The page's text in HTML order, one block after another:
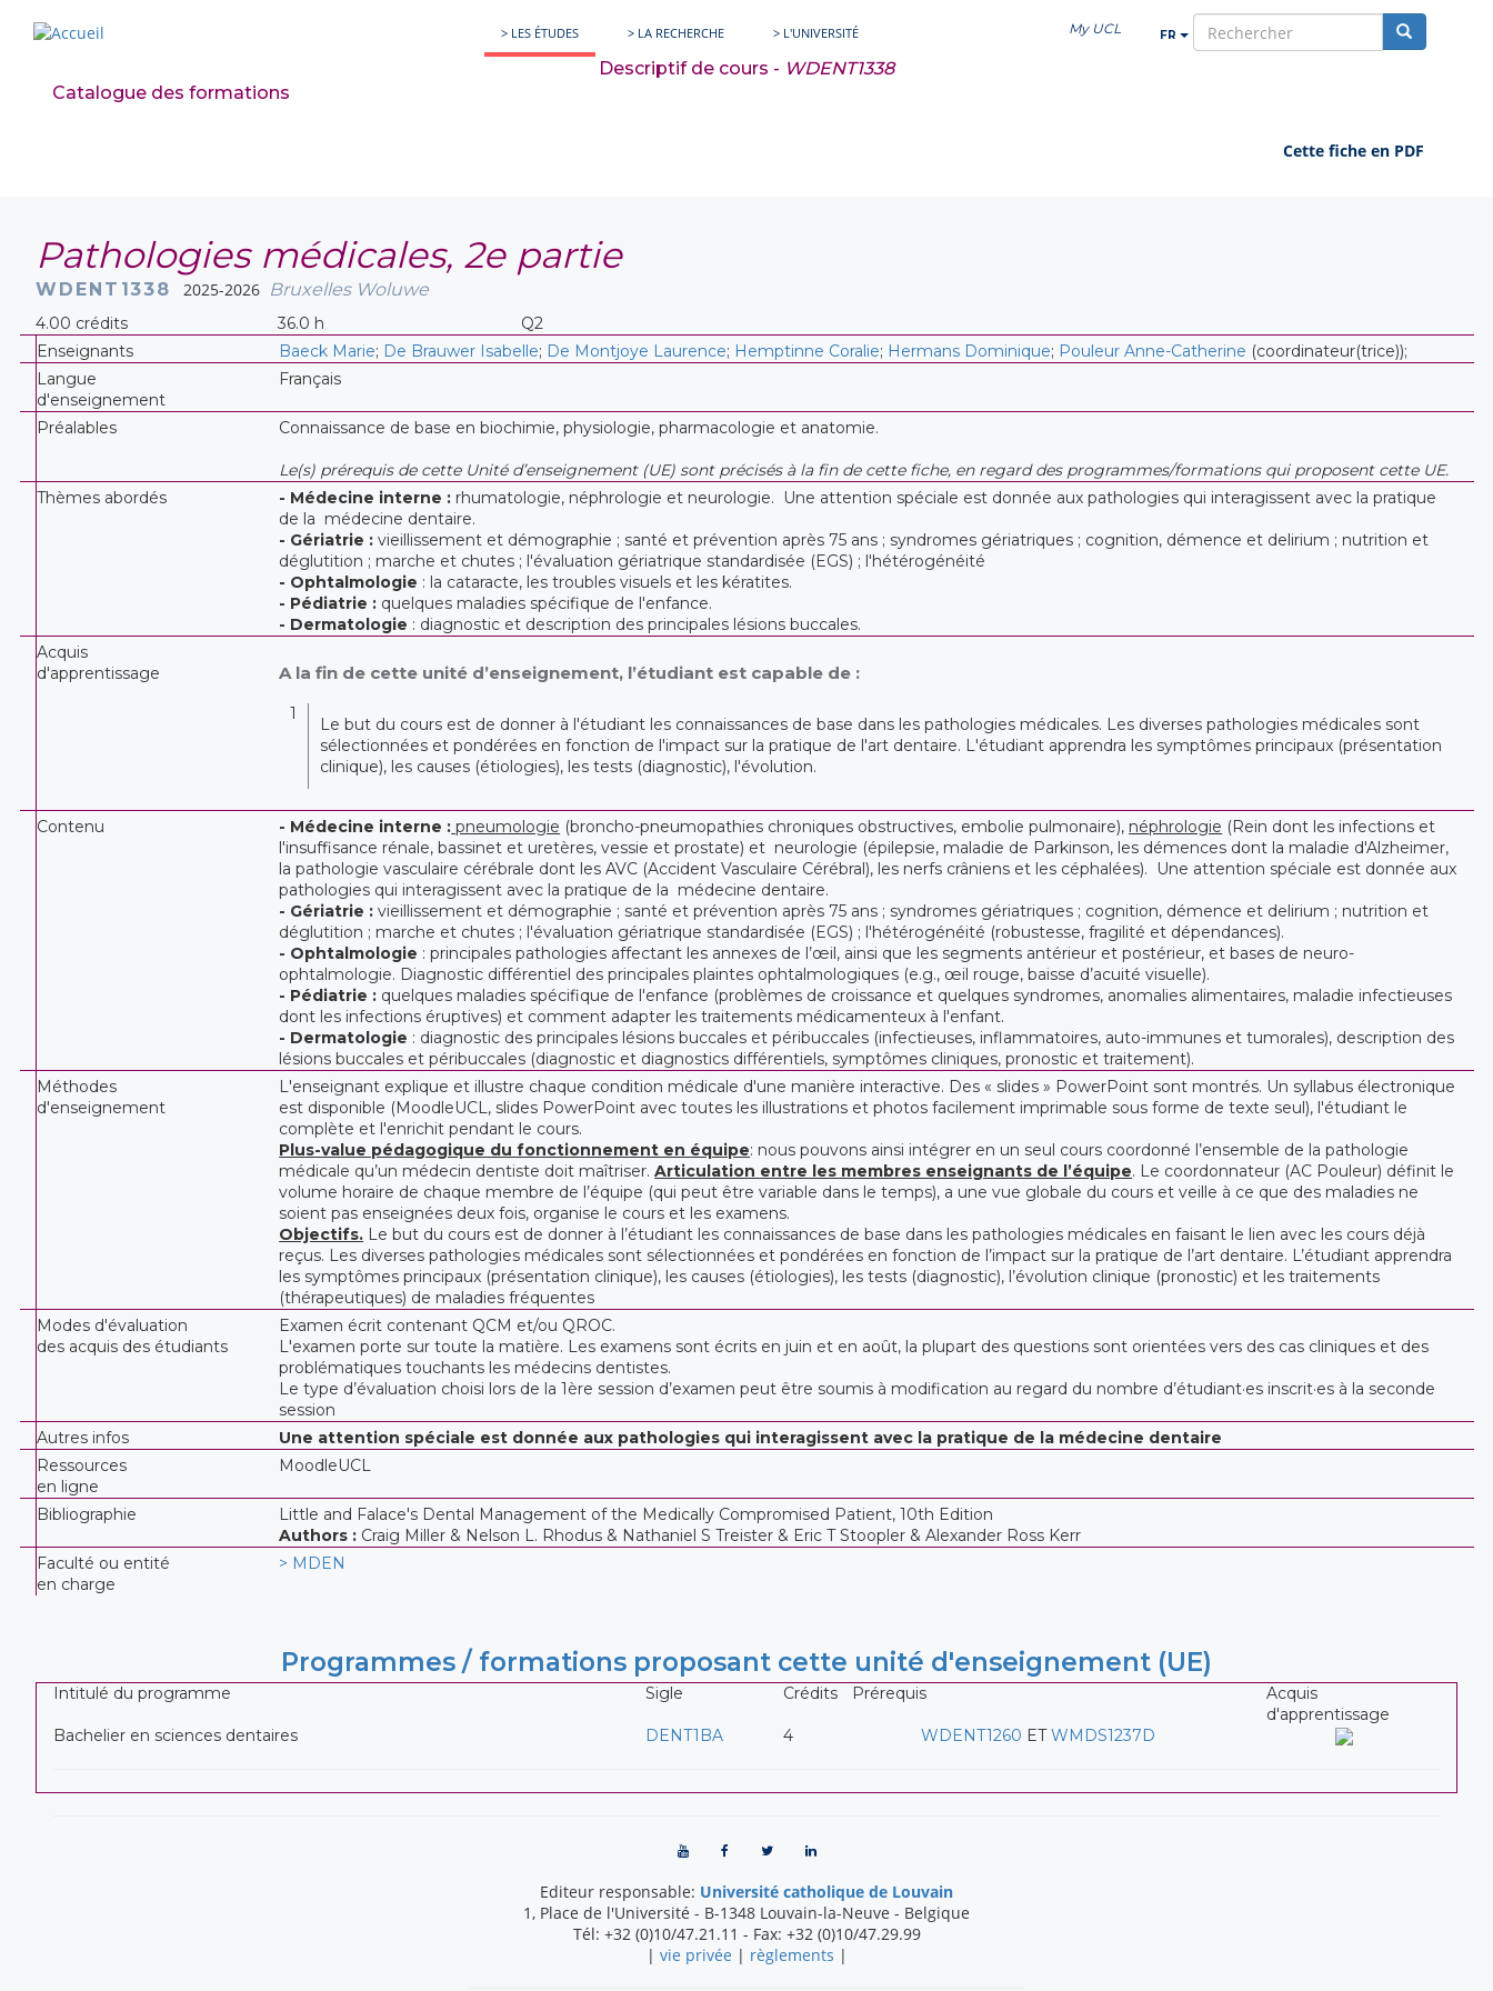
> LES ÉTUDES > LA RECHERCHE > L'UNIVERSITÉ My UCL FR
Descriptif de cours - WDENT1338
Catalogue des formations
Cette fiche en PDF
Pathologies médicales, 2e partie
WDENT1338 2025-2026 Bruxelles Woluwe
4.00 crédits 36.0 h
Q2
Enseignants
Baeck Marie; De Brauwer Isabelle; De Montjoye Laurence; Hemptinne Coralie; Hermans Dominique; Pouleur Anne-Catherine (coordinateur(trice));
Langue
d'enseignement
Français
Préalables Connaissance de base en biochimie, physiologie, pharmacologie et anatomie.
Le(s) prérequis de cette Unité d’enseignement (UE) sont précisés à la fin de cette fiche, en regard des programmes/formations qui proposent cette UE.
Thèmes abordés
- Médecine interne : rhumatologie, néphrologie et neurologie. Une attention spéciale est donnée aux pathologies qui interagissent avec la pratique
de la médecine dentaire.
- Gériatrie :vieillissement et démographie ; santé et prévention après 75 ans ; syndromes gériatriques ; cognition, démence et delirium ; nutrition et
déglutition ; marche et chutes ; l'évaluation gériatrique standardisée (EGS) ; l'hétérogénéité
- Ophtalmologie : la cataracte, les troubles visuels et les kératites.
- Pédiatrie : quelques maladies spécifique de l'enfance.
- Dermatologie : diagnostic et description des principales lésions buccales.
Acquis
d'apprentissage
A la fin de cette unité d’enseignement, l’étudiant est capable de :
1
Le but du cours est de donner à l'étudiant les connaissances de base dans les pathologies médicales. Les diverses pathologies médicales sont
sélectionnées et pondérées en fonction de l'impact sur la pratique de l'art dentaire. L'étudiant apprendra les symptômes principaux (présentation
clinique), les causes (étiologies), les tests (diagnostic), l'évolution.
Contenu - Médecine interne : pneumologie (broncho-pneumopathies chroniques obstructives, embolie pulmonaire), néphrologie (Rein dont les infections et
l'insuffisance rénale, bassinet et uretères, vessie et prostate) et neurologie (épilepsie, maladie de Parkinson, les démences dont la maladie d'Alzheimer,
la pathologie vasculaire cérébrale dont les AVC (Accident Vasculaire Cérébral), les nerfs crâniens et les céphalées). Une attention spéciale est donnée aux
pathologies qui interagissent avec la pratique de la médecine dentaire.
- Gériatrie :vieillissement et démographie ; santé et prévention après 75 ans ; syndromes gériatriques ; cognition, démence et delirium ; nutrition et
déglutition ; marche et chutes ; l'évaluation gériatrique standardisée (EGS) ; l'hétérogénéité (robustesse, fragilité et dépendances).
- Ophtalmologie : principales pathologies affectant les annexes de l’œil, ainsi que les segments antérieur et postérieur, et bases de neuro-
ophtalmologie. Diagnostic différentiel des principales plaintes ophtalmologiques (e.g., œil rouge, baisse d’acuité visuelle).
- Pédiatrie : quelques maladies spécifique de l'enfance (problèmes de croissance et quelques syndromes, anomalies alimentaires, maladie infectieuses
dont les infections éruptives) et comment adapter les traitements médicamenteux à l'enfant.
- Dermatologie : diagnostic des principales lésions buccales et péribuccales (infectieuses, inflammatoires, auto-immunes et tumorales), description des
lésions buccales et péribuccales (diagnostic et diagnostics différentiels, symptômes cliniques, pronostic et traitement).
Méthodes
d'enseignement
L'enseignant explique et illustre chaque condition médicale d'une manière interactive. Des « slides » PowerPoint sont montrés. Un syllabus électronique
est disponible (MoodleUCL, slides PowerPoint avec toutes les illustrations et photos facilement imprimable sous forme de texte seul), l'étudiant le
complète et l'enrichit pendant le cours.
Plus-value pédagogique du fonctionnement en équipe: nous pouvons ainsi intégrer en un seul cours coordonné l’ensemble de la pathologie
médicale qu’un médecin dentiste doit maîtriser.Articulation entre les membres enseignants de l’équipe. Le coordonnateur (AC Pouleur) définit le
volume horaire de chaque membre de l’équipe (qui peut être variable dans le temps), a une vue globale du cours et veille à ce que des maladies ne
soient pas enseignées deux fois, organise le cours et les examens.
Objectifs. Le but du cours est de donner à l’étudiant les connaissances de base dans les pathologies médicales en faisant le lien avec les cours déjà
reçus. Les diverses pathologies médicales sont sélectionnées et pondérées en fonction de l’impact sur la pratique de l’art dentaire. L’étudiant apprendra
les symptômes principaux (présentation clinique), les causes (étiologies), les tests (diagnostic), l’évolution clinique (pronostic) et les traitements
(thérapeutiques) de maladies fréquentes
Modes d'évaluation
des acquis des étudiants
Examen écrit contenant QCM et/ou QROC.
L'examen porte sur toute la matière. Les examens sont écrits en juin et en août, la plupart des questions sont orientées vers des cas cliniques et des
problématiques touchants les médecins dentistes.
Le type d’évaluation choisi lors de la 1ère session d’examen peut être soumis à modification au regard du nombre d’étudiant·es inscrit·es à la seconde
session
Autres infos
Une attention spéciale est donnée aux pathologies qui interagissent avec la pratique de la médecine dentaire
Ressources
en ligne
MoodleUCL
Bibliographie
Little and Falace's Dental Management of the Medically Compromised Patient, 10th Edition
Authors : Craig Miller & Nelson L. Rhodus & Nathaniel S Treister & Eric T Stoopler & Alexander Ross Kerr
Faculté ou entité
en charge
> MDEN
Programmes / formations proposant cette unité d'enseignement (UE)
Intitulé du programme Sigle Crédits Prérequis
Acquis
d'apprentissage
Bachelier en sciences dentaires
DENT1BA 4 WDENT1260 ETWMDS1237D
Editeur responsable: Université catholique de Louvain
1, Place de l'Université - B-1348 Louvain-la-Neuve - Belgique
Tél: +32 (0)10/47.21.11 - Fax: +32 (0)10/47.29.99
| vie privée | règlements |